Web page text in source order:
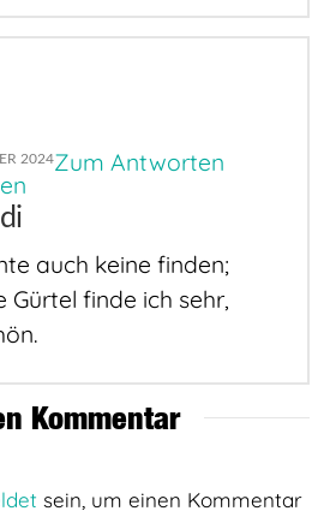
2024Zum Antworten
auch keine finden;
Gürtel finde ich sehr,
Kommentar
sein, um einen Kommentar